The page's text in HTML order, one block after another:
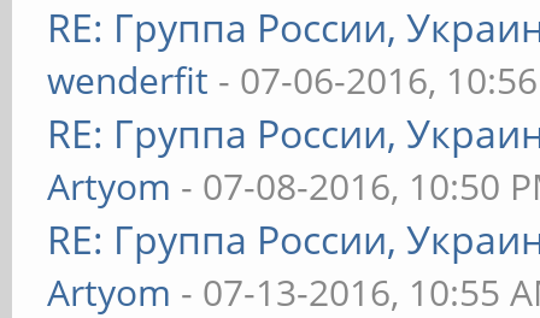
RE: Группа России,
wenderfit - 07-06-2016,
RE: Группа России,
Artyom - 07-08-2016, 10:50
RE: Группа России,
Artyom - 07-13-2016, 10:55